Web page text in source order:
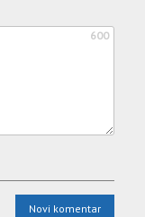
600
Novi komentar